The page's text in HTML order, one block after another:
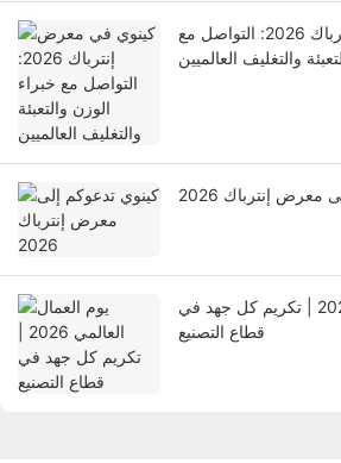
كينوي في معرض إنترباك 2026: التواصل مع
والتغليف العالميين
إنترباك 2026
يوم العمال العالمي 2026 | تكريم كل جهد في
قطاع التصنيع